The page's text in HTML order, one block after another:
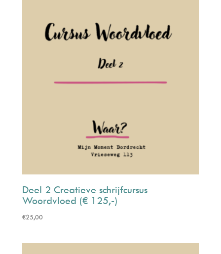
Deel 2 Creatieve schrijfcursus
Woordvloed (€ 125,-)
€25,00